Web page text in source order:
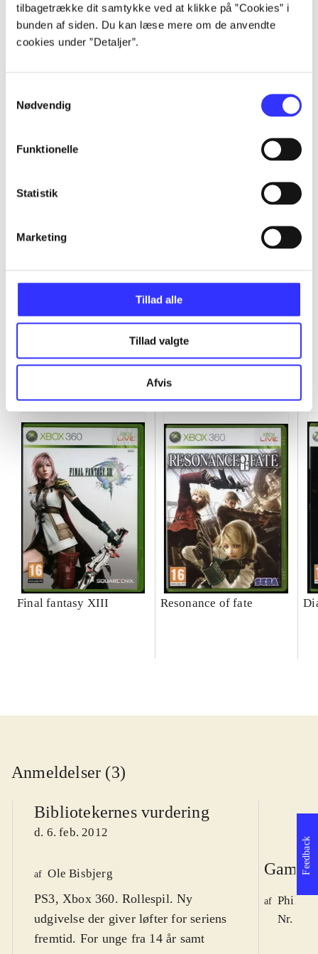
tilbagetrække dit samtykke ved at klikke på ”Cookies” i
bunden af siden. Du kan læse mere om de anvendte
cookies under ”Detaljer”.
Nødvendig
Funktionelle
Statistik
Marketing
Tillad alle
Tillad valgte
Afvis
Artikler
Alle registrerede artikler fordelt på udgivelser
Final fantasy XIII Resonance of fate
Anmeldelser (3)
Bibliotekernes vurdering
d. 6. feb. 2012
af Ole Bisbjerg
PS3, Xbox 360. Rollespil. Ny
udgivelse der giver løfter for seriens
fremtid. For unge fra 14 år samt
Game
af Philip
Nr.
Feedback